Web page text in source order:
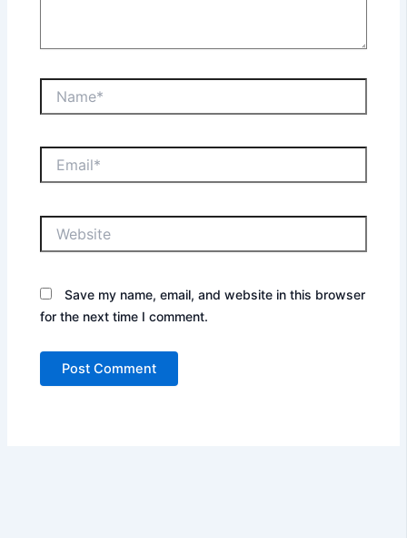
Save my name, email, and website in this browser
for the next time I comment.